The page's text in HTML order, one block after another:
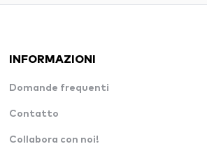
INFORMAZIONI
Domande frequenti
Contatto
Collabora con noi!